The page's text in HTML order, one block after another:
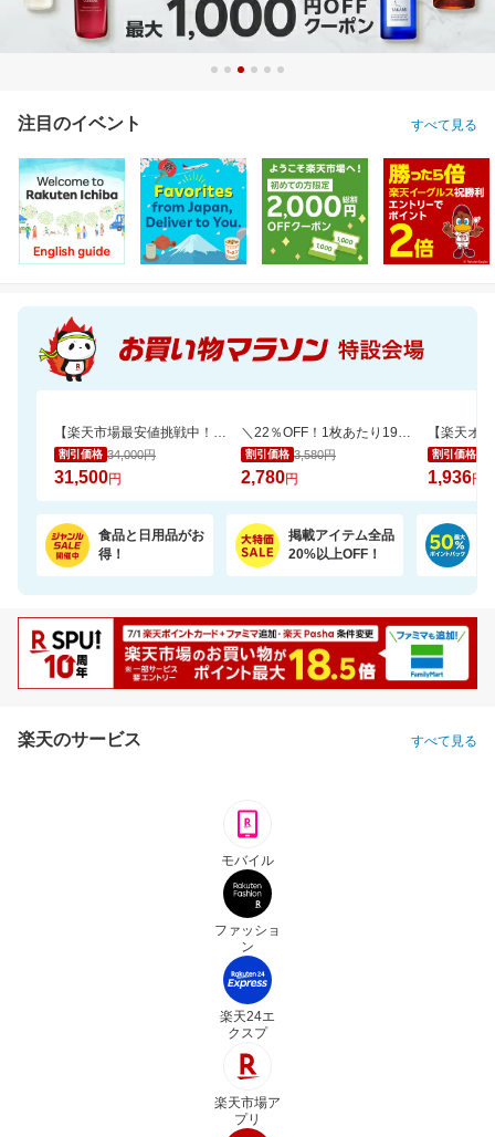
注目のイベント すべて見る
【楽天市場最安値挑戦中！】ペリエ・ジュエ ベル・エポック (ACシャンパーニュ)
割引価格 34,000円
31,500円
＼22％OFF！1枚あたり19円～／ふわもちタッチ！Genki！パンツ 3個セット
割引価格 3,580円
2,780円
割引価格
1,936円
食品と日用品がお
得！
掲載アイテム全品
20%以上OFF！
楽天のサービス すべて見る
モバイル
ファッショ
ン
楽天24エ
クスプ
楽天市場ア
プリ